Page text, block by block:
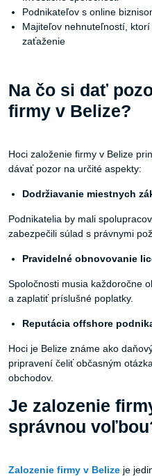
Podnikateľov s online
Majiteľov nehnuteľností,
zaťaženie
Na čo si dať
firmy v Belize?
Hoci založenie firmy v Belize
dávať pozor na určité aspekty:
Dodržiavanie miestnych
Podnikatelia by mali
zabezpečili súlad s právnymi
Pravidelné obnovovanie
Spoločnosti musia každoročne
a zaplatiť príslušné poplatky.
Reputácia offshore
Hoci je Belize známe ako
pripravení čeliť občasným
obchodov.
Je zalozenie
správnou
Zalozenie firmy v Belize je